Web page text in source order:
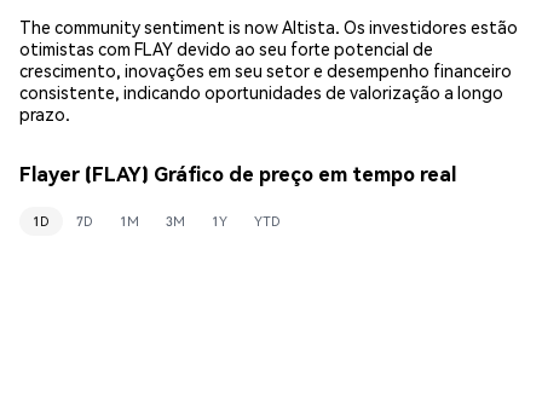
The community sentiment is now Altista. Os investidores estão
otimistas com FLAY devido ao seu forte potencial de
crescimento, inovações em seu setor e desempenho financeiro
consistente, indicando oportunidades de valorização a longo
prazo.
Flayer (FLAY) Gráfico de preço em tempo real
1D 7D 1M 3M 1Y YTD